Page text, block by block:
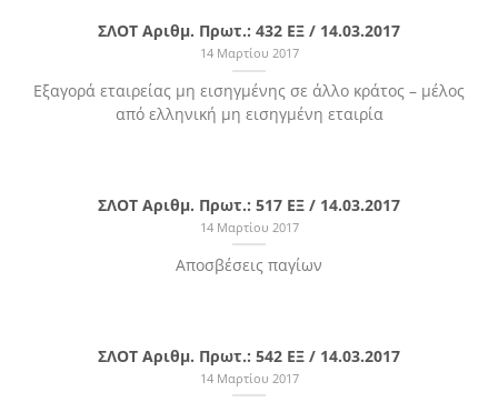
ΣΛΟΤ Αριθμ. Πρωτ.: 432 ΕΞ / 14.03.2017
14 Μαρτίου 2017
Εξαγορά εταιρείας μη εισηγμένης σε άλλο κράτος – μέλος
από ελληνική μη εισηγμένη εταιρία
ΣΛΟΤ Αριθμ. Πρωτ.: 517 ΕΞ / 14.03.2017
14 Μαρτίου 2017
Αποσβέσεις παγίων
ΣΛΟΤ Αριθμ. Πρωτ.: 542 ΕΞ / 14.03.2017
14 Μαρτίου 2017